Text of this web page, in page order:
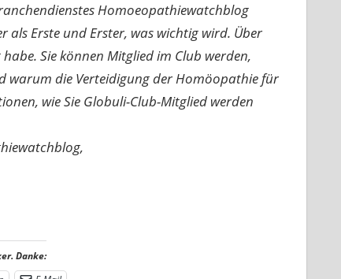
Homoeopathiewatchblog
als Erste und Erster, was wichtig wird. Über
Sie können Mitglied im Club werden,
warum die Verteidigung der Homöopathie für
wie Sie Globuli-Club-Mitglied werden
Danke: